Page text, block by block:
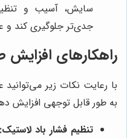
سایش، آسیب و
جدی‌تر جلوگیری کند و
راهکارهای
با رعایت نکات زیر
به طور قابل توجهی افزایش
تنظیم فشار باد لاستیک: